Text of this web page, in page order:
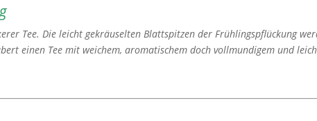
Tee. Die leicht gekräuselten Blattspitzen der Frühlingspflückung
einen Tee mit weichem, aromatischem doch vollmundigem und